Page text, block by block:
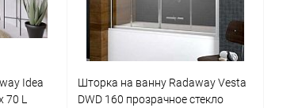
Idea
70 L
Шторка на ванну Radaway Vesta
DWD 160 прозрачное стекло